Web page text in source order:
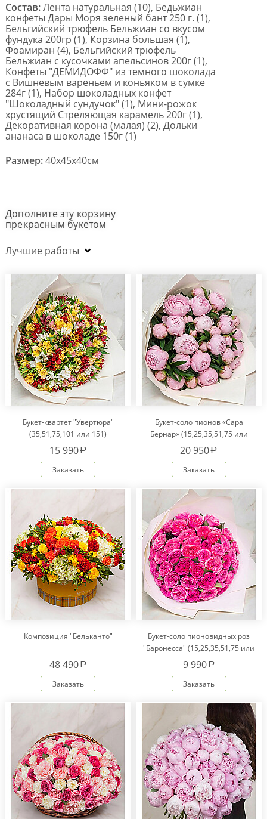
Состав:Лента натуральная (10), Бедьжиан
конфеты Дары Моря зеленый бант 250 г. (1),
Бельгийский трюфель Бельжиан со вкусом
фундука 200гр (1), Корзина большая (1),
Фоамиран (4), Бельгийский трюфель
Бельжиан с кусочками апельсинов 200г (1),
Конфеты "ДЕМИДОФФ" из темного шоколада
с Вишневым вареньем и коньяком в сумке
284г (1), Набор шоколадных конфет
"Шоколадный сундучок" (1), Мини-рожок
хрустящий Стреляющая карамель 200г (1),
Декоративная корона (малая) (2), Дольки
ананаса в шоколаде 150г (1)
Размер:40x45x40см
Дополните эту корзину
прекрасным букетом
Лучшие работы
Букет-квартет "Увертюра"
(35,51,75,101 или 151)
15 990a
Заказать
Букет-соло пионов «Сара
Бернар» (15,25,35,51,75 или
101)
20 950a
Заказать
Композиция "Бельканто"
48 490a
Заказать
Букет-соло пионовидных роз
"Баронесса" (15,25,35,51,75 или
101)
9 990a
Заказать